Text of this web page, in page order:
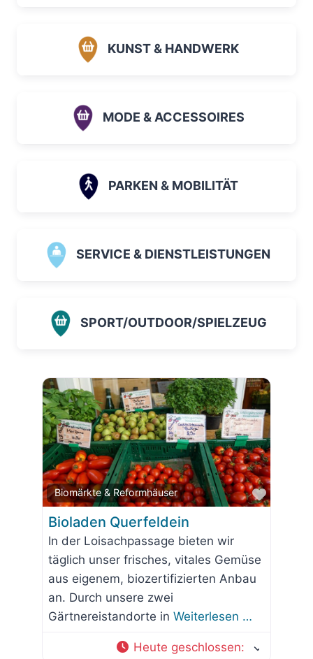
KUNST & HANDWERK
MODE & ACCESSOIRES
PARKEN & MOBILITÄT
SERVICE & DIENSTLEISTUNGEN
SPORT/OUTDOOR/SPIELZEUG
Biomärkte & Reformhäuser
Favorit
Bioladen Querfeldein
In der Loisachpassage bieten wir
täglich unser frisches, vitales Gemüse
aus eigenem, biozertifizierten Anbau
an. Durch unsere zwei
Gärtnereistandorte in Weiterlesen …
Heute geschlossen: